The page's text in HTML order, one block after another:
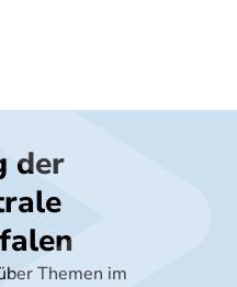
der
Themen im